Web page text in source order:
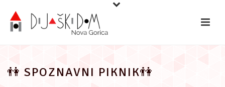
vsebino
👫 SPOZNAVNI PIKNIK👫